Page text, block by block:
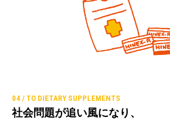
社会問題が追い風になり、